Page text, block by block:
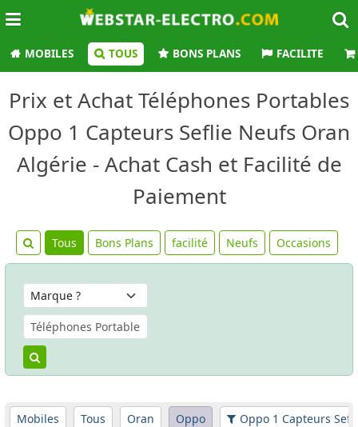
MOBILES TOUS BONS PLANS FACILITE
Prix et Achat Téléphones Portables
Oppo 1 Capteurs Seflie Neufs Oran
Algérie - Achat Cash et Facilité de
Paiement
Tous Bons Plans facilité Neufs Occasions
Mobiles Tous Oran Oppo Oppo 1 Capteurs